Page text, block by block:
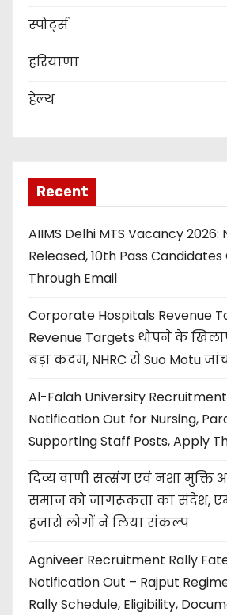
स्पोर्ट्स
हरियाणा
हेल्थ
Recent
AIIMS Delhi MTS Vacancy
Released, 10th Pass
Through Email
Corporate Hospitals Revenue
Revenue Targets थोपने के
बड़ा कदम, NHRC से Suo Motu
Al-Falah University
Notification Out for Nursing,
Supporting Staff Posts, Apply
दिव्य वाणी सत्संग एवं नशा मुक्ति
समाज को जागरूकता का संदेश,
हजारों लोगों ने लिया संकल्प
Agniveer Recruitment Rally
Notification Out – Rajput
Rally Schedule, Eligibility,